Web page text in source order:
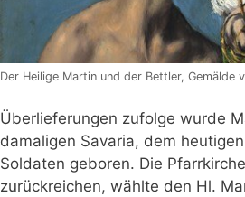
Der Heilige Martin und der Bettler, Gemälde
Überlieferungen zufolge wurde
damaligen Savaria, dem
Soldaten geboren. Die
zurückreichen, wählte den Hl.